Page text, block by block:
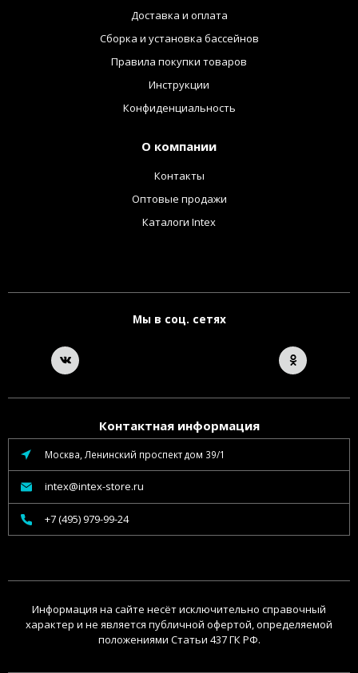
Доставка и оплата
Сборка и установка бассейнов
Правила покупки товаров
Инструкции
Конфиденциальность
О компании
Контакты
Оптовые продажи
Каталоги Intex
Мы в соц. сетях
Контактная информация
Москва, Ленинский проспект дом 39/1
intex@intex-store.ru
+7 (495) 979-99-24
Информация на сайте несёт исключительно справочный
характер и не является публичной офертой, определяемой
положениями Статьи 437 ГК РФ.